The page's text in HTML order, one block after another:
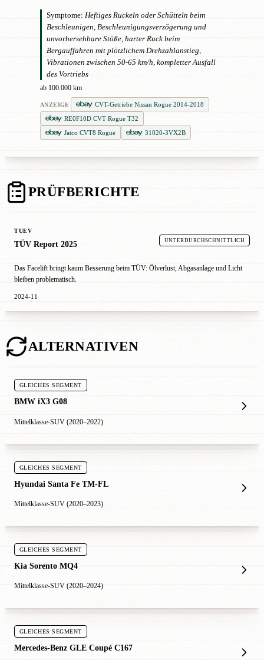
Symptome: Heftiges Ruckeln oder Schütteln beim
Beschleunigen, Beschleunigungsverzögerung und
unvorhersehbare Stöße, harter Ruck beim
Bergauffahren mit plötzlichem Drehzahlanstieg,
Vibrationen zwischen 50-65 km/h, kompletter Ausfall
des Vortriebs
ab 100.000 km
ANZEIGE
CVT-Getriebe Nissan Rogue 2014-2018
RE0F10D CVT Rogue T32
Jatco CVT8 Rogue
31020-3VX2B
PRÜFBERICHTE
TUEV
TÜV Report 2025 UNTERDURCHSCHNITTLICH
Das Facelift bringt kaum Besserung beim TÜV: Ölverlust, Abgasanlage und Licht
bleiben problematisch.
2024-11
ALTERNATIVEN
GLEICHES SEGMENT
BMW iX3 G08
Mittelklasse-SUV (2020–2022)
GLEICHES SEGMENT
Hyundai Santa Fe TM-FL
Mittelklasse-SUV (2020–2023)
GLEICHES SEGMENT
Kia Sorento MQ4
Mittelklasse-SUV (2020–2024)
GLEICHES SEGMENT
Mercedes-Benz GLE Coupé C167